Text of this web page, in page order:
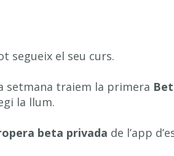
segueix el seu curs.
setmana traiem la primera
la llum.
beta privada de l’app